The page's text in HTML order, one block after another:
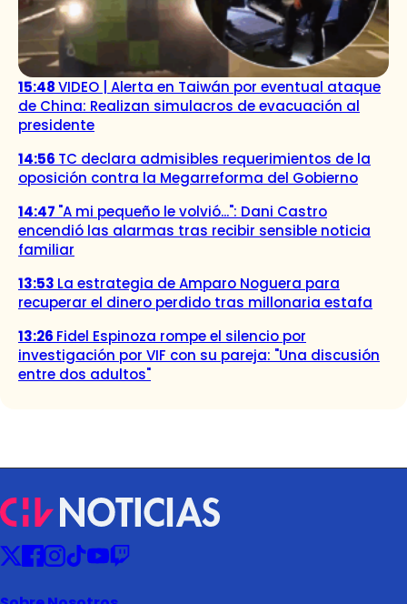
15:48VIDEO | Alerta en Taiwán por eventual ataque
de China: Realizan simulacros de evacuación al
presidente
14:56 TC declara admisibles requerimientos de la
oposición contra la Megarreforma del Gobierno
14:47 "A mi pequeño le volvió...": Dani Castro
encendió las alarmas tras recibir sensible noticia
familiar
13:53 La estrategia de Amparo Noguera para
recuperar el dinero perdido tras millonaria estafa
13:26 Fidel Espinoza rompe el silencio por
investigación por VIF con su pareja: "Una discusión
entre dos adultos"